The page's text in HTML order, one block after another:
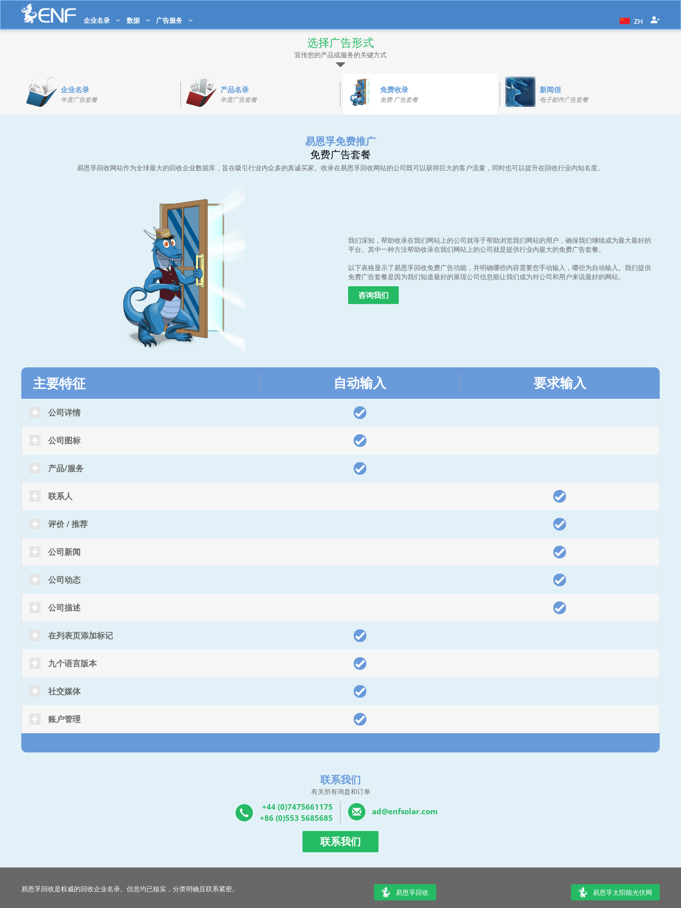
企业名录 数据 广告服务 ZH
选择广告形式
宣传您的产品或服务的关键方式
企业名录
年度广告套餐
产品名录
年度广告套餐
免费收录
免费 广告套餐
新闻信
电子邮件广告套餐
易恩孚免费推广
免费广告套餐
易恩孚回收网站作为全球最大的回收企业数据库，旨在吸引行业内众多的真诚买家。收录在易恩孚回收网站的公司既可以获得巨大的客户流量，同时也可以提升在回收行业内知名度。
我们深知，帮助收录在我们网站上的公司就等于帮助浏览我们网站的用户，确保我们继续成为最大最好的
平台。其中一种方法帮助收录在我们网站上的公司就是提供行业内最大的免费广告套餐。
以下表格显示了易恩孚回收免费广告功能，并明确哪些内容需要您手动输入，哪些为自动输入。我们提供
免费广告套餐是因为我们知道最好的展现公司信息能让我们成为对公司和用户来说最好的网站。
咨询我们
主要特征 自动输入 要求输入
公司详情
公司图标
产品/服务
联系人
评价 / 推荐
公司新闻
公司动态
公司描述
在列表页添加标记
九个语言版本
社交媒体
账户管理
联系我们
有关所有询盘和订单
+44 (0)7475661175
+86 (0)553 5685685
ad@enfsolar.com
联系我们
易恩孚回收是权威的回收企业名录。信息均已核实，分类明确且联系紧密。 易恩孚回收 易恩孚太阳能光伏网